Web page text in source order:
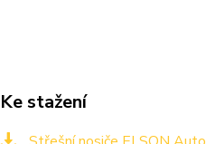
Ke stažení